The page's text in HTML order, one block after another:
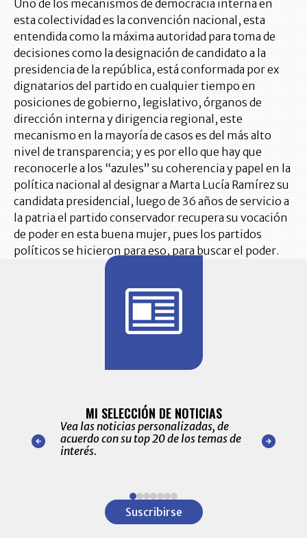
Uno de los mecanismos de democracia interna en
esta colectividad es la convención nacional, esta
entendida como la máxima autoridad para toma de
decisiones como la designación de candidato a la
presidencia de la república, está conformada por ex
dignatarios del partido en cualquier tiempo en
posiciones de gobierno, legislativo, órganos de
dirección interna y dirigencia regional, este
mecanismo en la mayoría de casos es del más alto
nivel de transparencia; y es por ello que hay que
reconocerle a los “azules” su coherencia y papel en la
política nacional al designar a Marta Lucía Ramírez su
candidata presidencial, luego de 36 años de servicio a
la patria el partido conservador recupera su vocación
de poder en esta buena mujer, pues los partidos
políticos se hicieron para eso, para buscar el poder.
nuestro
para
MI SELECCIÓN DE NOTICIAS
Vea las noticias personalizadas, de
acuerdo con su top 20 de los temas de
interés.
de las
Suscribirse